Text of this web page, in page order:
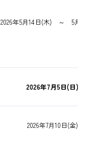
2026年5月14日(木) ～ 5月28
2026年7月5日(日)
2026年7月10日(金)